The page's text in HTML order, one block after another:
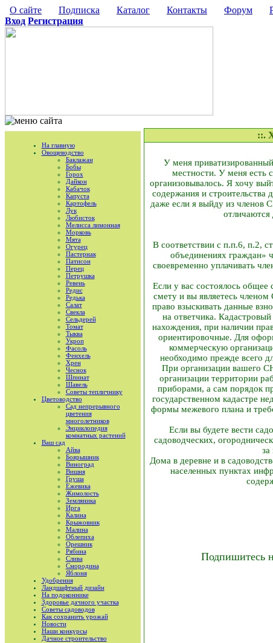
О сайте Подписка Каталог Контакты Форум
Вход Регистрация
На главную
Овощеводство
Баклажан
Бобы
Горох
Дайкон
Кабачок
Капуста
Картофель
Лук
Любисток
Мелисса лимонная
Морковь
Мята
Огурец
Пастернак
Патисон
Перец
Петрушка
Ревень
Редис
Редька
Салат
Свекла
Сельдерей
Томат
Тыква
Укроп
Фасоль
Фенхель
Хрен
Чеснок
Шпинат
Шавель
Советы тепличнику
Цветоводство
Сад непрерывного
цветения
многолетников
Энциклопедия
комнатных растений
Ваш сад
Айва
Боярышник
Виноград
Вишня
Груша
Ежевика
Жимолость
Земляника
Ирга
Калина
Крыжовник
Малина
Облепиха
Орешник
Рябина
Слива
Смородина
Яблоня
Удобрения
Ландшафтный дизайн
На подоконнике
Здоровье дачного участка
Советы садоводов
Как сохранить урожай
Новости
Наши конкурсы
Дачное строительство
::.
У меня
местности. У меня есть
организовывалось. Я хочу
содержания и строительства
даже если я выйду из членов
отличаются
В соответствии с п.п.6, п.2,
объединениях граждан»
своевременно уплачивать
Если у вас состоялось
смету и вы являетесь
право взыскивать данные
на ответчика.
нахождения, при наличии
ориентировочные. Для
коммерческую
необходимо прежде всего
При организации вашего
организации территории
приборами, а сам порядок
государственном кадастре
формы межевого плана и
Если вы будете вести
садоводческих,
Дома в деревне и в
населенных пунктах
Подпишитесь